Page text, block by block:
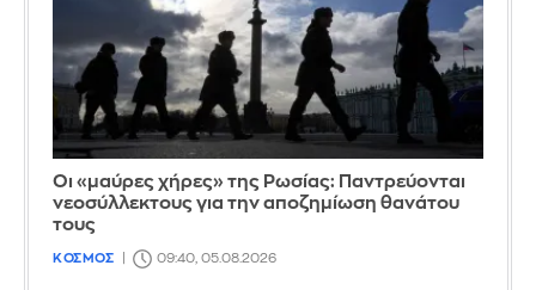
Οι «μαύρες χήρες» της Ρωσίας: Παντρεύονται
νεοσύλλεκτους για την αποζημίωση θανάτου
τους
ΚΟΣΜΟΣ 09:40, 05.08.2026